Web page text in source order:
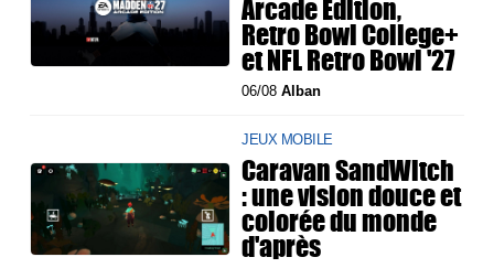
Arcade Edition,
Retro Bowl College+
et NFL Retro Bowl '27
06/08Alban
JEUX MOBILE
Caravan SandWitch
: une vision douce et
colorée du monde
d'après